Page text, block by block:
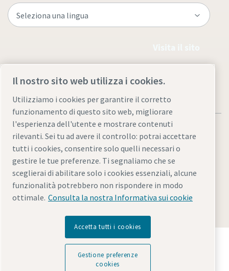
Note legali e informativa sulla privacy
Gestione preferenze cookiesAccessibilità Mappa del sito
© 2026 Atlas Copco AB.
Scopri come Atlas Copco Group promuove la
tecnologia che trasforma il futuro.
Visita il sito web di Atlas Copco Group
Il nostro sito web utilizza i cookies.
Utilizziamo i cookies per garantire il corretto
funzionamento di questo sito web, migliorare
l'esperienza dell'utente e mostrare contenuti
rilevanti. Sei tu ad avere il controllo: potrai accettare
tutti i cookies, consentire solo quelli necessari o
gestire le tue preferenze. Ti segnaliamo che se
sceglierai di abilitare solo i cookies essenziali, alcune
funzionalità potrebbero non rispondere in modo
ottimale. Consulta la nostra Informativa sui cookie
Accetta tutti i cookies
Gestione preferenze
cookies